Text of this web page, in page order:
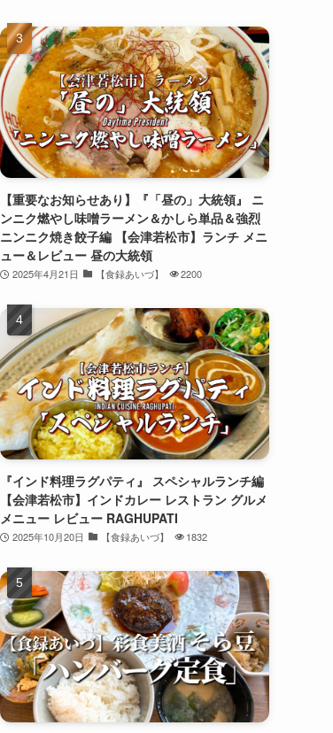
【重要なお知らせあり】『「昼の」大統領』 ニ
ンニク燃やし味噌ラーメン＆かしら単品＆強烈
ニンニク焼き餃子編 【会津若松市】ランチ メニ
ュー＆レビュー 昼の大統領
2025年4月21日 【食録あいづ】 2200
『インド料理ラグパティ』 スペシャルランチ編
【会津若松市】インドカレー レストラン グルメ
メニュー レビュー RAGHUPATI
2025年10月20日 【食録あいづ】 1832